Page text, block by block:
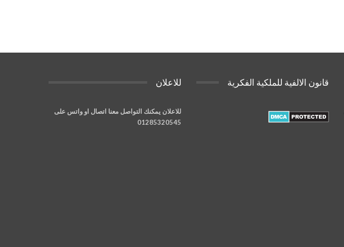
قانون الالفية للملكية الفكرية للاعلان
للاعلان يمكنك التواصل معنا اتصال او واتس على
01285320545